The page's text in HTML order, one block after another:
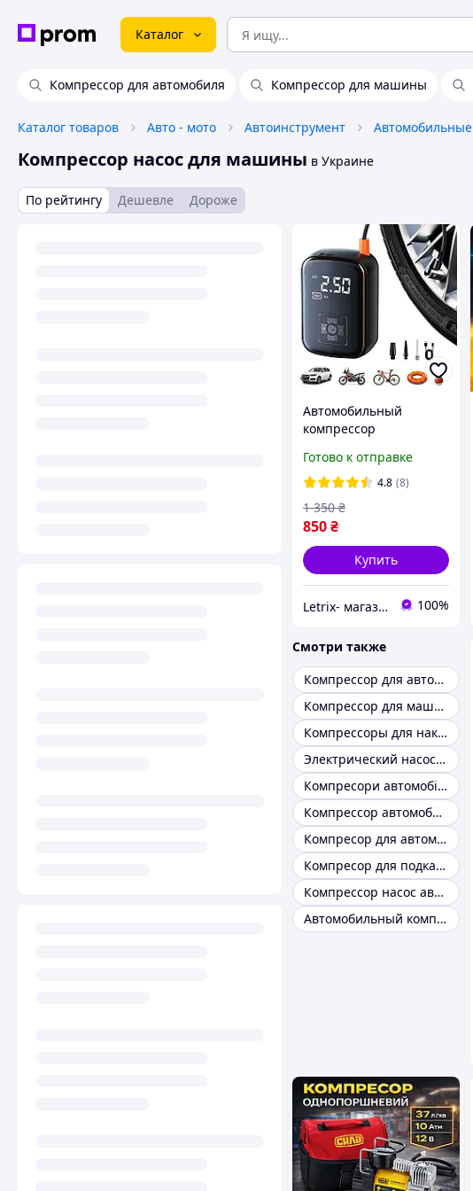
Каталог
Компрессор для автомобиля Компрессор для машины
Каталог товаров Авто - мото Автоинструмент
Компрессор насос для машины в Украине
По рейтингу Дешевле Дороже
Автомобильный
компрессор
воздушный насос для
машины велосипеда
матраса
Готово к отправке
4.8 (8)
850₴
1 350 ₴
Купить
Letrix- магазин удачных покупок 100%
Смотри также
Компрессор для автомобиля
Компрессор для машины
Компрессоры для накачки шин
Электрический насос для автомобиля
Компресори автомобільні
Компрессор автомобильный насос
Компресор для автомобиля
Компресор для подкачки шин
Компрессор насос автомобильный с павербанком
Автомобильный компрессор air pump